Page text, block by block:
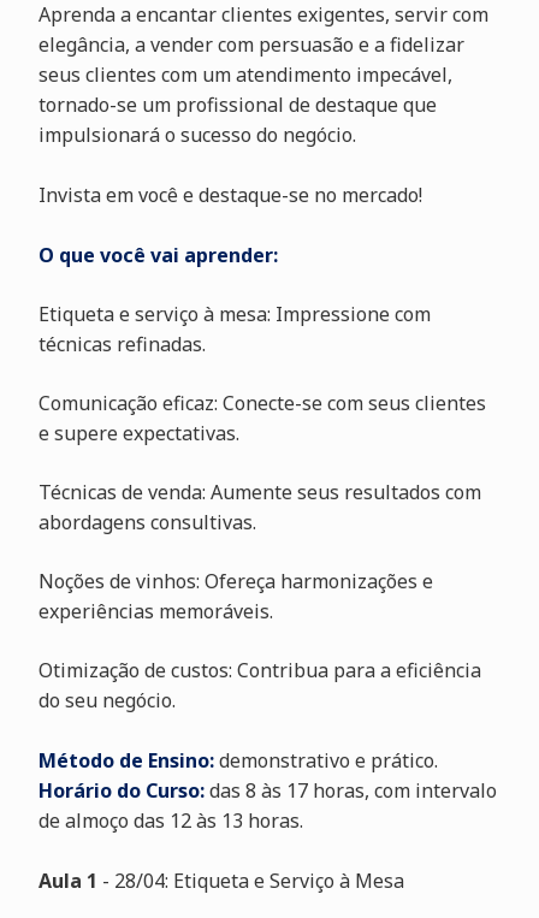
Aprenda a encantar clientes exigentes, servir com
elegância, a vender com persuasão e a fidelizar
seus clientes com um atendimento impecável,
tornado-se um profissional de destaque que
impulsionará o sucesso do negócio.
Invista em você e destaque-se no mercado!
O que você vai aprender:
Etiqueta e serviço à mesa: Impressione com
técnicas refinadas.
Comunicação eficaz: Conecte-se com seus clientes
e supere expectativas.
Técnicas de venda: Aumente seus resultados com
abordagens consultivas.
Noções de vinhos: Ofereça harmonizações e
experiências memoráveis.
Otimização de custos: Contribua para a eficiência
do seu negócio.
Método de Ensino:demonstrativo e prático.
Horário do Curso:das 8 às 17 horas, com intervalo
de almoço das 12 às 13 horas.
Aula 1 - 28/04: Etiqueta e Serviço à Mesa